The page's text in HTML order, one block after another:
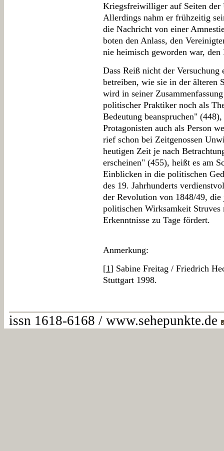
Kriegsfreiwilliger auf Seiten der
Allerdings nahm er frühzeitig
die Nachricht von einer
boten den Anlass, den
nie heimisch geworden war, den
Dass Reiß nicht der
betreiben, wie sie in der älteren
wird in seiner
politischer Praktiker noch als
Bedeutung beanspruchen"
Protagonisten auch als Person
rief schon bei Zeitgenossen
heutigen Zeit je nach
erscheinen" (455), heißt es am
Einblicken in die politischen
des 19. Jahrhunderts
der Revolution von 1848/49,
politischen Wirksamkeit
Erkenntnisse zu Tage fördert.
Anmerkung:
[1] Sabine Freitag / Friedrich
Stuttgart 1998.
issn 1618-6168 / www.sehepunkte.de